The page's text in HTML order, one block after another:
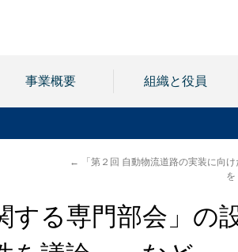
事業概要 組織と役員
←
「第２回 自動物流道路の実装に向
する専門部会」の